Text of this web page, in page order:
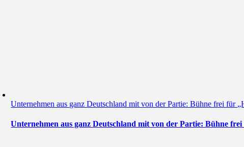
Unternehmen aus ganz Deutschland mit von der Partie: Bühne frei für
Unternehmen aus ganz Deutschland mit von der Partie: Bühne